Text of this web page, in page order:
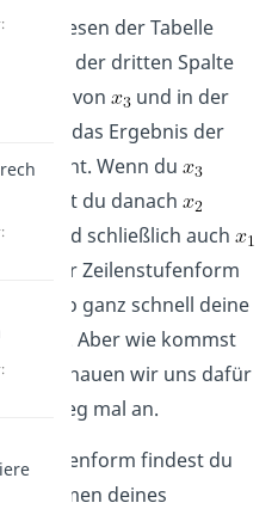
beim Lesen der Tabelle
dass in der dritten Spalte
von
und in der
Spalte das Ergebnis der
steht. Wenn du
kannst du danach
und schließlich auch
Mit der Zeilenstufenform
du also ganz schnell deine
Aber wie kommst
Schauen wir uns dafür
mal an.
findest du
Umformen deines